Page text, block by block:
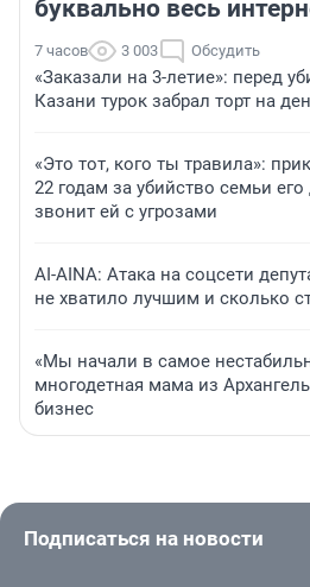
буквально весь
7 часов 3 003 Обсудить
«Заказали на 3-летие»: перед
Казани турок забрал торт на
«Это тот, кого ты травила»:
22 годам за убийство семьи
звонит ей с угрозами
AI-AINA: Атака на соцсети
не хватило лучшим и сколько
«Мы начали в самое
многодетная мама из
бизнес
Подписаться на новости